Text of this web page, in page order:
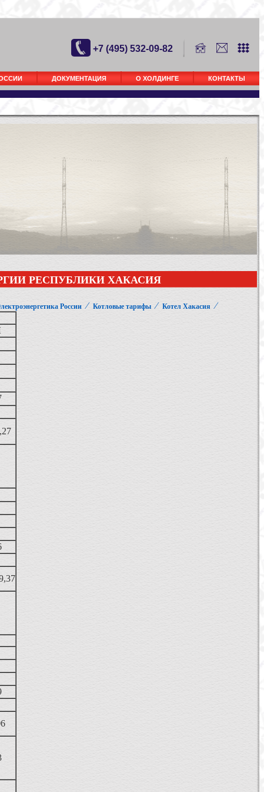
+7 (495) 532-09-82
ДОКУМЕНТАЦИЯ О ХОЛДИНГЕ КОНТАКТЫ
РЕСПУБЛИКИ ХАКАСИЯ
России ⁄ Котловые тарифы ⁄ Котел Хакасия ⁄